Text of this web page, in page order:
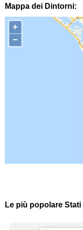
Mappa dei Dintorni:
+
−
Le più popolare